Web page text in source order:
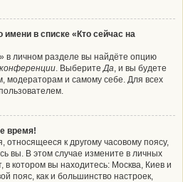
имени в списке «Кто сейчас на
в личном разделе вы найдёте опцию
. ВыберитеДа, и вы будете
модераторам и самому себе. Для всех
время!
к другому часовому поясу,
вы. В этом случае измените в личных
в котором вы находитесь: Москва, Киев и
пояс, как и большинство настроек,